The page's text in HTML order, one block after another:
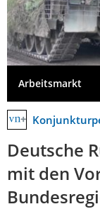
Arbeitsmarkt
Deutsche
mit den